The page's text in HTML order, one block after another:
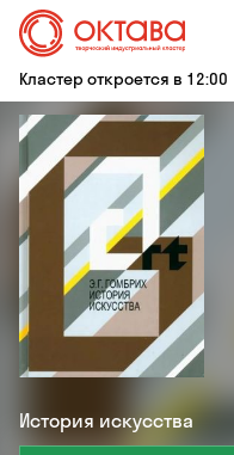
Кластер откроется в 12:00
История искусства